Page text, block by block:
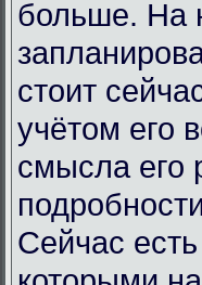
больше. На
стоит
учётом его
смысла его
Сейчас